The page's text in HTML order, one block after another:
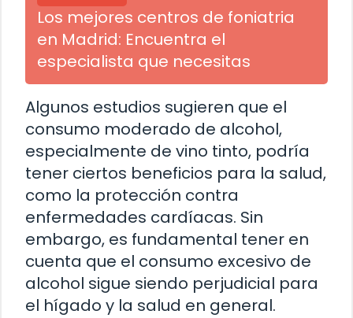
Los mejores centros de foniatria
en Madrid: Encuentra el
especialista que necesitas
Algunos estudios sugieren que el
consumo moderado de alcohol,
especialmente de vino tinto, podría
tener ciertos beneficios para la salud,
como la protección contra
enfermedades cardíacas. Sin
embargo, es fundamental tener en
cuenta que el consumo excesivo de
alcohol sigue siendo perjudicial para
el hígado y la salud en general.